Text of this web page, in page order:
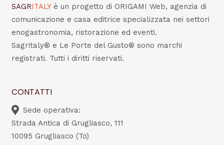
SAGRITALY è un progetto di ORIGAMI Web, agenzia di
comunicazione e casa editrice specializzata nei settori
enogastronomia, ristorazione ed eventi.
Sagritaly® e Le Porte del Gusto® sono marchi
registrati. Tutti i diritti riservati.
CONTATTI
Sede operativa:
Strada Antica di Grugliasco, 111
10095 Grugliasco (To)